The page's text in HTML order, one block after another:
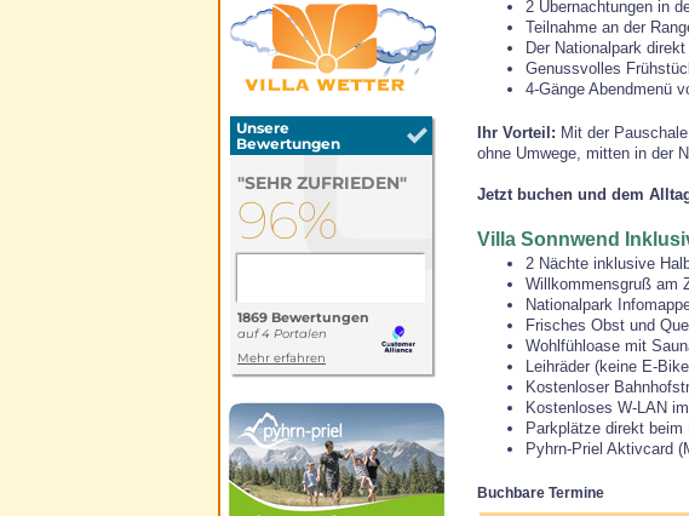
2 Übernachtungen in
Teilnahme an der
Der Nationalpark
Genussvolles
4-Gänge Abendmenü
Ihr Vorteil: Mit der
ohne Umwege, mitten in der
Jetzt buchen und dem
Villa Sonnwend
2 Nächte inklusive
Willkommensgruß am
Nationalpark
Frisches Obst und
Wohlfühloase mit
Leihräder (keine E-
Kostenloser
Kostenloses W-LAN
Parkplätze direkt beim
Pyhrn-Priel Aktivcard
Buchbare Termine